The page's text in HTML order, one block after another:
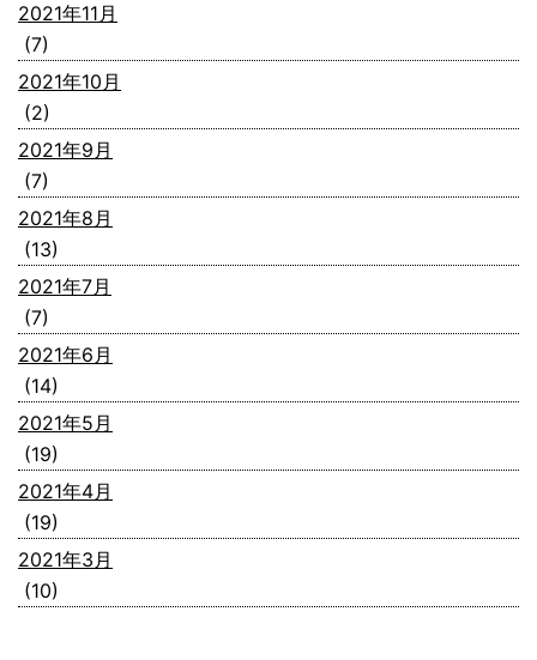
2021年11月
(7)
2021年10月
(2)
2021年9月
(7)
2021年8月
(13)
2021年7月
(7)
2021年6月
(14)
2021年5月
(19)
2021年4月
(19)
2021年3月
(10)